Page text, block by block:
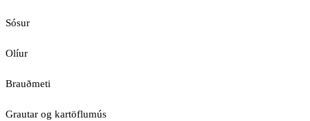
Sósur
Olíur
Brauðmeti
Grautar og kartöflumús